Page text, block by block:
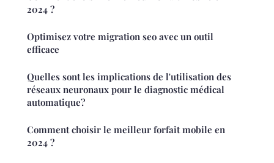
2024 ?
Optimisez votre migration seo avec un outil
efficace
Quelles sont les implications de l'utilisation des
réseaux neuronaux pour le diagnostic médical
automatique?
Comment choisir le meilleur forfait mobile en
2024 ?